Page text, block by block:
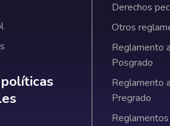
y políticas institucionales
Derechos
Otros
Reglamento
Posgrado
Reglamento
Pregrado